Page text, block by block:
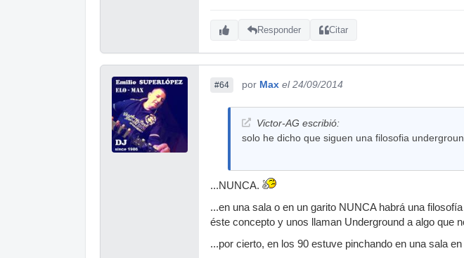
Responder Citar
#64 por Max el 24/09/2014
Victor-AG escribió:
solo he dicho que siguen una filosofia
...NUNCA.
...en una sala o en un garito NUNCA habrá una
éste concepto y unos llaman Underground a algo que
...por cierto, en los 90 estuve pinchando en una sala